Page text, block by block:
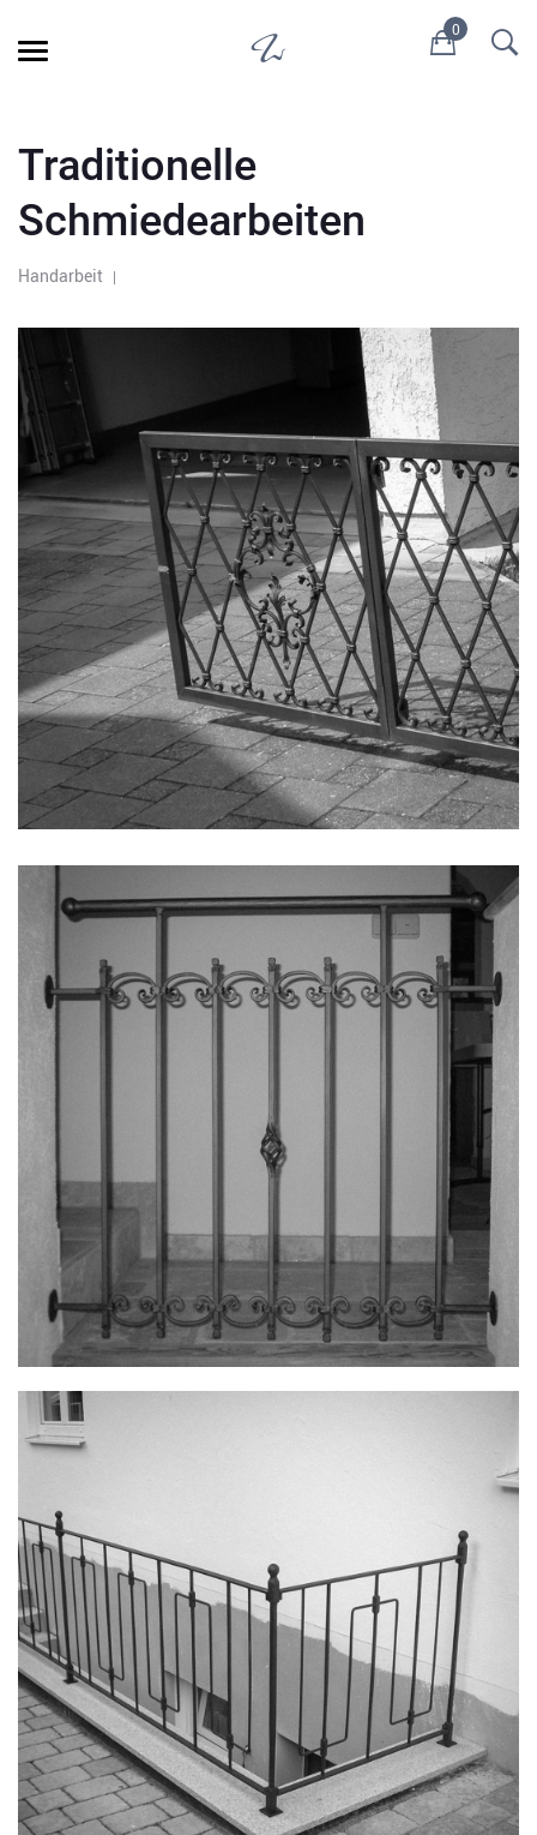
0
Traditionelle
Schmiedearbeiten
Handarbeit